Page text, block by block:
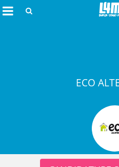
ECO